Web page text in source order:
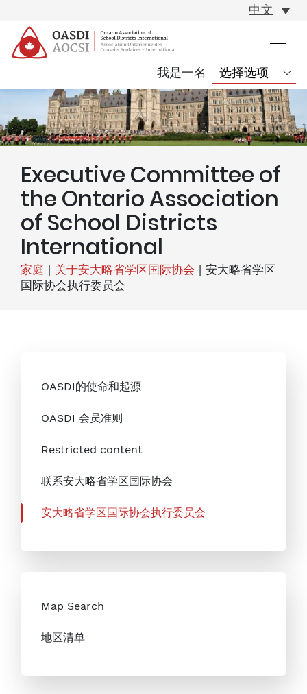
中文
我是一名
Executive Committee of
the Ontario Association
of School Districts
International
家庭 关于安大略省学区国际协会
安大略省学区
国际协会执行委员会
OASDI的使命和起源
OASDI 会员准则
Restricted content
联系安大略省学区国际协会
安大略省学区国际协会执行委员会
Map Search
地区清单